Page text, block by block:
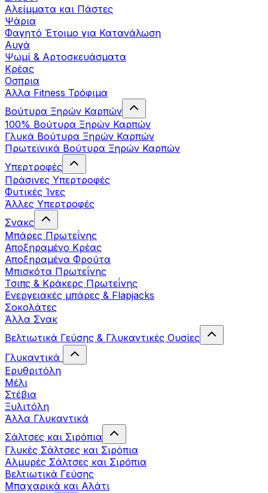
Αλείμματα και Πάστες
Ψάρια
Φαγητό Έτοιμο για Κατανάλωση
Αυγά
Ψωμί & Αρτοσκευάσματα
Κρέας
Οσπρια
Άλλα Fitness Τρόφιμα
Βούτυρα Ξηρών Καρπών
100% Βούτυρα Ξηρών Καρπών
Γλυκά Βούτυρα Ξηρών Καρπών
Πρωτεϊνικά Βούτυρα Ξηρών Καρπών
Υπερτροφές
Πράσινες Υπερτροφές
Φυτικές Ίνες
Άλλες Υπερτροφές
Σνακς
Μπάρες Πρωτεΐνης
Αποξηραμένο Κρέας
Αποξηραμένα Φρούτα
Μπισκότα Πρωτεΐνης
Τσιπς & Kράκερς Πρωτεΐνης
Ενεργειακές μπάρες & Flapjacks
Σοκολάτες
Άλλα Σνακ
Βελτιωτικά Γεύσης & Γλυκαντικές Ουσίες
Γλυκαντικά
Ερυθριτόλη
Μέλι
Στέβια
Ξυλιτόλη
Άλλα Γλυκαντικά
Σάλτσες και Σιρόπια
Γλυκές Σάλτσες και Σιρόπια
Αλμυρές Σάλτσες και Σιρόπια
Bελτιωτικά Γεύσης
Μπαχαρικά και Αλάτι